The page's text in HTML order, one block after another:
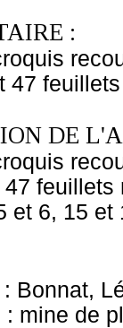
:
47
DE
et 6, 15
Bonnat,
: mine de